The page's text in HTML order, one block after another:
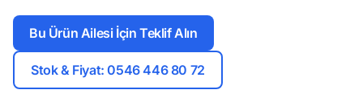
Bu Ürün Ailesi İçin Teklif Alın
Stok & Fiyat: 0546 446 80 72